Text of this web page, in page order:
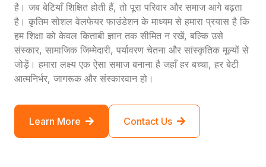
है। जब बेटियाँ शिक्षित होती हैं, तो पूरा परिवार और समाज आगे बढ़ता
है। कृतिम सोशल वेलफेयर फाउंडेशन के माध्यम से हमारा प्रयास है कि
हम शिक्षा को केवल किताबी ज्ञान तक सीमित न रखें, बल्कि उसे
संस्कार, सामाजिक जिम्मेदारी, पर्यावरण चेतना और सांस्कृतिक मूल्यों से
जोड़ें। हमारा लक्ष्य एक ऐसा समाज बनाना है जहाँ हर बच्चा, हर बेटी
आत्मनिर्भर, जागरूक और संस्कारवान हो।
Learn More Contact Us